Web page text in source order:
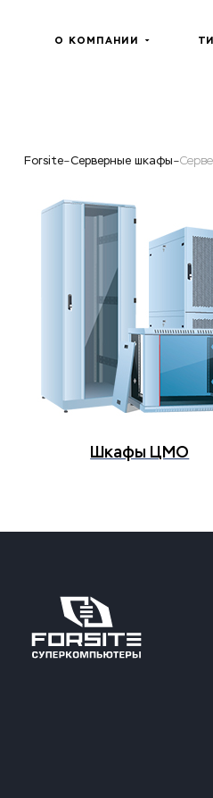
О КОМПАНИИ
Forsite Серверные шкафы
Шкафы ЦМО